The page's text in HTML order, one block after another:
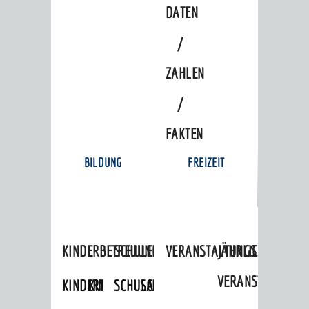
DATEN
/
ZAHLEN
/
FAKTEN
BILDUNG
KINDERBETREUUNG
KINDERTAGESPFLEGE
KINDERKRIPPEN
SCHULEN
SCHULARTEN
SCHULVERWALTUNG
FREIZEIT
VERANSTALTUNGSKALENDER
JÄHRLICHE